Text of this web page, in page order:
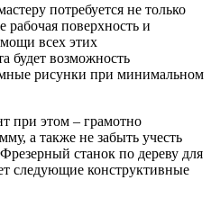
потребуется не только
рабочая поверхность и
всех этих
будет возможность
рисунки при минимальном
при этом – грамотно
а также не забыть учесть
станок по дереву для
следующие конструктивные